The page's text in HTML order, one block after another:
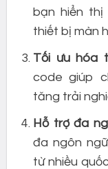
bạn hiển
thiết bị màn
Tối ưu hóa
code giúp
tăng trải
Hỗ trợ đa
đa ngôn
từ nhiều